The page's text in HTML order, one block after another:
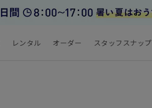
レンタル オーダー スタッフスナップ